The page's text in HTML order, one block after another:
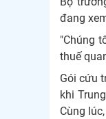
đang
"Chúng
thuế
Gói cứu
khi
Cùng